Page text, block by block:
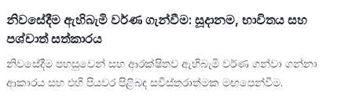
නිවසේදීම ඇහිබැමි වර්ණ ගැන්වීම: සූදානම, භාවිතය සහ
පශ්චාත් සත්කාරය
නිවසේදීම පහසුවෙන් සහ ආරක්ෂිතව ඇහිබැමි වර්ණ ගන්වා ගන්නා
ආකාරය සහ එහි පියවර පිළිබඳ සවිස්තරාත්මක මඟපෙන්වීම.